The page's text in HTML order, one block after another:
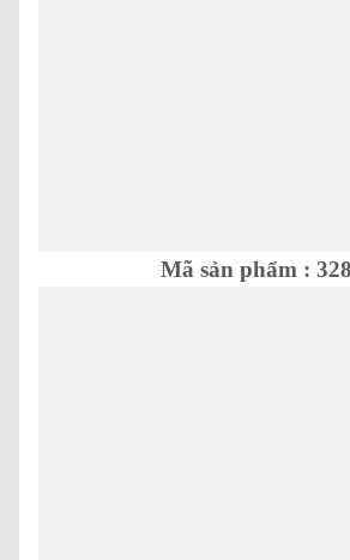
Mã sản phẩm :